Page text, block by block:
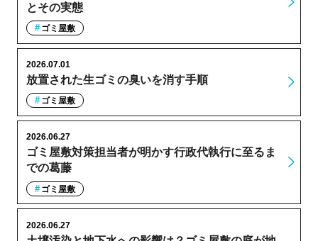
とその実態
ゴミ屋敷
放置された生ゴミの臭いを消す手順
2026.07.01
ゴミ屋敷
ゴミ屋敷対策担当者が明かす行政代執行に至るま
での葛藤
2026.06.27
ゴミ屋敷
2026.06.27